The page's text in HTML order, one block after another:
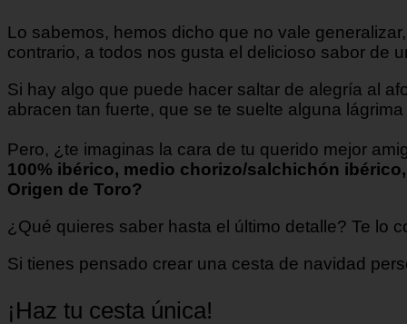
Lo sabemos, hemos dicho que no vale
contrario, a todos nos gusta el delicioso sabor de
Si hay algo que puede hacer saltar de alegría al
abracen tan fuerte, que se te suelte alguna
Pero, ¿te imaginas la cara de tu querido mejor
100% ibérico, medio chorizo/salchichón
Origen de Toro?
¿Qué quieres saber hasta el último detalle? Te lo
Si tienes pensado crear una cesta de navidad
¡Haz tu cesta única!